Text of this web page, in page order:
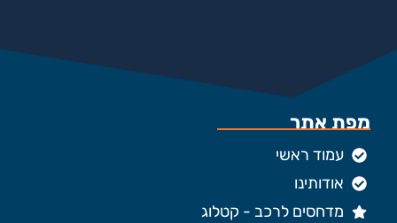
מפת אתר
עמוד ראשי
אודותינו
מדחסים לרכב - קטלוג